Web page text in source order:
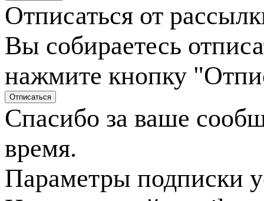
Отписаться от
Вы собираетесь
нажмите кнопку
Спасибо за ваше
время.
Параметры подписки